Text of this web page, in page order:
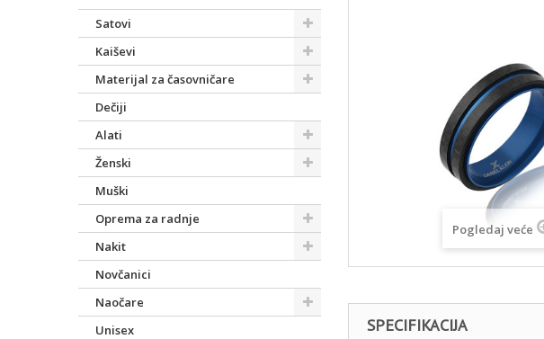
Satovi
Kaiševi
Materijal za časovničare
Dečiji
Alati
Ženski
Muški
Oprema za radnje
Nakit
Novčanici
Naočare
Unisex
Pogledaj veće
SPECIFIKACIJA